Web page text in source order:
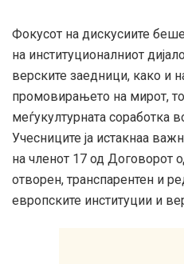
Фокусот на дискусиите
на институционалниот
верските заедници, како и
промовирањето на мирот,
меѓукултурната соработка
Учесниците ја истакнаа
на членот 17 од Договорот
отворен, транспарентен и
европските институции и